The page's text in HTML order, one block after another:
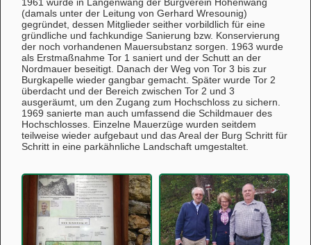
1961 wurde in Langenwang der Burgverein Hohenwang
(damals unter der Leitung von Gerhard Wresounig)
gegründet, dessen Mitglieder seither vorbildlich für eine
gründliche und fachkundige Sanierung bzw. Konservierung
der noch vorhandenen Mauersubstanz sorgen. 1963 wurde
als Erstmaßnahme Tor 1 saniert und der Schutt an der
Nordmauer beseitigt. Danach der Weg von Tor 3 bis zur
Burgkapelle wieder gangbar gemacht. Später wurde Tor 2
überdacht und der Bereich zwischen Tor 2 und 3
ausgeräumt, um den Zugang zum Hochschloss zu sichern.
1969 sanierte man auch umfassend die Schildmauer des
Hochschlosses. Einzelne Mauerzüge wurden seitdem
teilweise wieder aufgebaut und das Areal der Burg Schritt für
Schritt in eine parkähnliche Landschaft umgestaltet.